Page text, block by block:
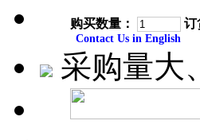
购买数量： 订
Contact Us in English
采购量大、